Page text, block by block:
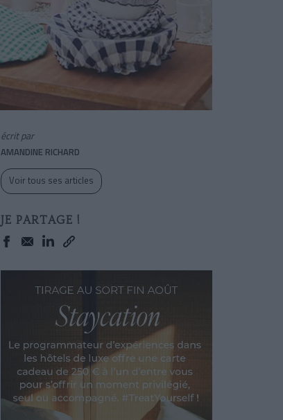
écrit par
AMANDINE RICHARD
Voir tous ses articles
JE PARTAGE !